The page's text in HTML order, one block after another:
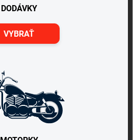
DODÁVKY
VYBRAŤ